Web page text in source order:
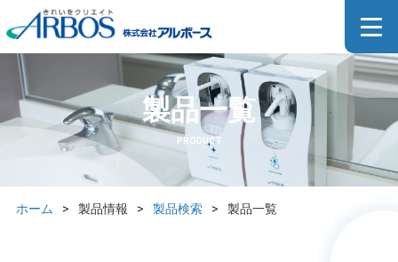
製品一覧
PRODUCT
ホーム > 製品情報 > 製品検索 > 製品一覧